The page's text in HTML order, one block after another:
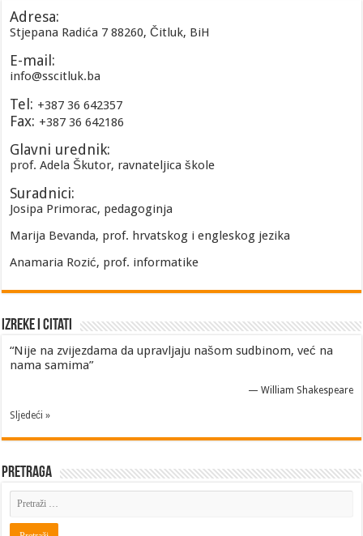
Adresa:
Stjepana Radića 7 88260, Čitluk, BiH
E-mail:
info@sscitluk.ba
Tel: +387 36 642357
Fax: +387 36 642186
Glavni urednik:
prof. Adela Škutor, ravnateljica škole
Suradnici:
Josipa Primorac, pedagoginja
Marija Bevanda, prof. hrvatskog i engleskog jezika
Anamaria Rozić, prof. informatike
Izreke i Citati
“Nije na zvijezdama da upravljaju našom sudbinom, već na
nama samima”
— William Shakespeare
Sljedeći »
Pretraga